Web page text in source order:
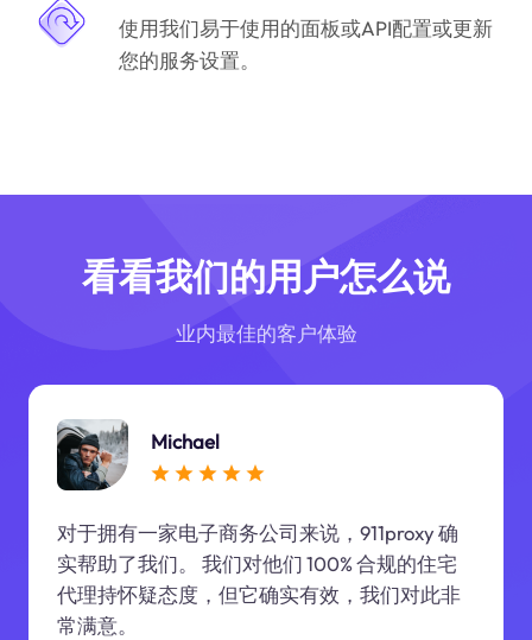
使用我们易于使用的面板或API配置或更新
您的服务设置。
看看我们的用户怎么说
业内最佳的客户体验
Michael
对于拥有一家电子商务公司来说，911proxy 确
实帮助了我们。 我们对他们 100% 合规的住宅
代理持怀疑态度，但它确实有效，我们对此非
常满意。